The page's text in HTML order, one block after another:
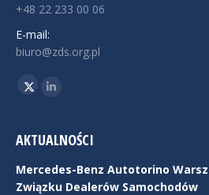
+48 22 233 00 06
E-mail:
biuro@zds.org.pl
Znajdź nas na:
TwitterLinkedin
AKTUALNOŚCI
Mercedes-Benz Autotorino
Związku Dealerów Samochodów